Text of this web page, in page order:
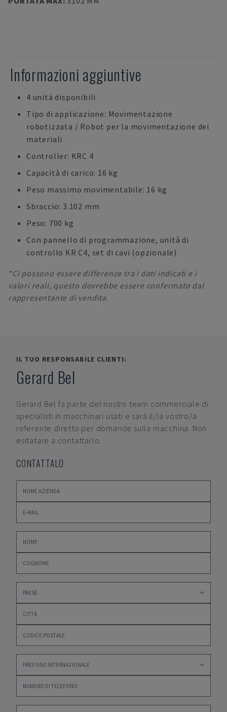
Informazioni aggiuntive
4 unità disponibili
Tipo di applicazione: Movimentazione
robotizzata / Robot per la movimentazione dei
materiali
Controller: KRC 4
Capacità di carico: 16 kg
Peso massimo movimentabile: 16 kg
Sbraccio: 3.102 mm
Peso: 700 kg
Con pannello di programmazione, unità di
controllo KR C4, set di cavi (opzionale)
*Ci possono essere differenze tra i dati indicati e i
valori reali, questo dovrebbe essere confermato dal
rappresentante di vendita.
IL TUO RESPONSABILE CLIENTI:
Gerard Bel
Gerard Bel fa parte del nostro team commerciale di
specialisti in macchinari usati e sarà il/la vostro/a
referente diretto per domande sulla macchina. Non
esitatare a contattarlo.
CONTATTALO